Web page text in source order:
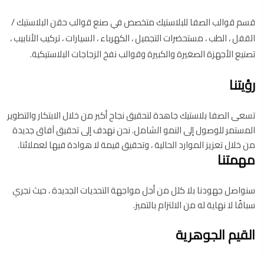
قسم قوالب الصفا للبلاستيك متخصص في صنع قوالب حقن البلاستيك /
القفل ، الطب ، مستحضرات التجميل ، الكهرباء ، السيارات ، تركيب الأنابيب ،
تصنيع الأجهزة الصغيرة والكبيرة وقوالب نفخ الزجاجات البلاستيكية.
رؤيتنا
تسعى الصفا بلاستيك جاهدة لتحقيق نجاح أكبر من خلال الابتكار والتطوير
المستمر للوصول إلى النمو الشامل. نحن نهدف إلى تحقيق آفاق جديدة
من خلال تعزيز الموارد الحالية ، وتحقيق قيمة لا هوادة فيها لعملائنا.
مهمتنا
سنواصل جهودنا بلا كلل من أجل مواجهة التحديات الجديدة ، حيث نجري
سباقًا لا نهاية له من الالتزام بالتميز.
القيم الجوهرية